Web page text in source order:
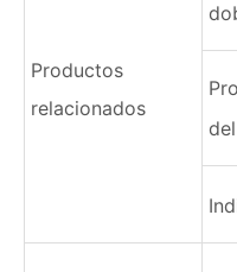
Productos
relacionados